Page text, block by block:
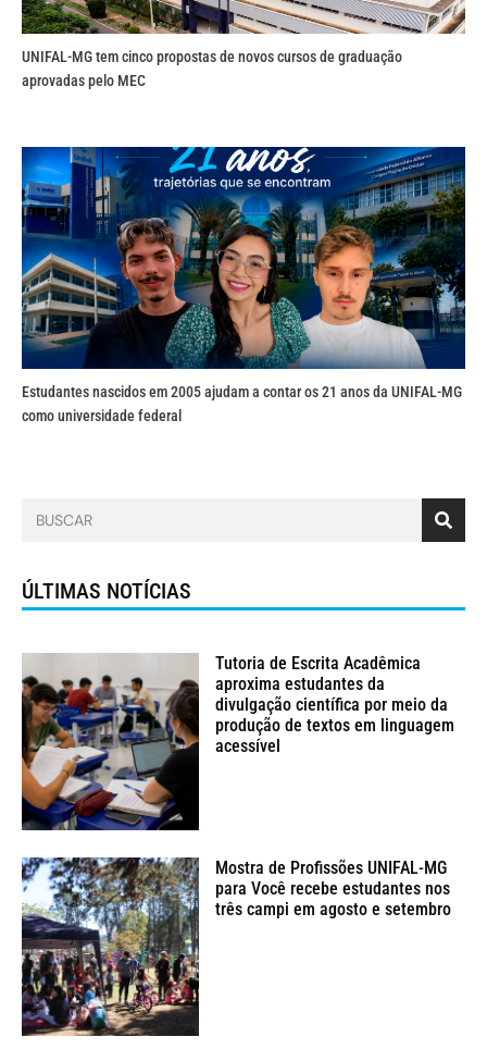
UNIFAL-MG tem cinco propostas de novos cursos de graduação
aprovadas pelo MEC
Estudantes nascidos em 2005 ajudam a contar os 21 anos da UNIFAL-MG
como universidade federal
ÚLTIMAS NOTÍCIAS
Tutoria de Escrita Acadêmica
aproxima estudantes da
divulgação científica por meio da
produção de textos em linguagem
acessível
Mostra de Profissões UNIFAL-MG
para Você recebe estudantes nos
três campi em agosto e setembro